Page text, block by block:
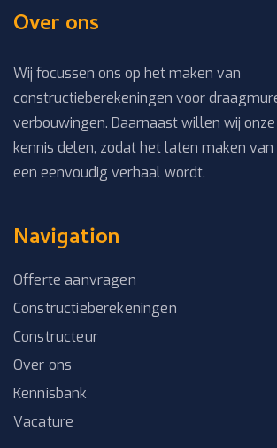
Over ons
Wij focussen ons op het maken van
constructieberekeningen voor
verbouwingen. Daarnaast willen wij
kennis delen, zodat het laten maken
een eenvoudig verhaal wordt.
Navigation
Offerte aanvragen
Constructieberekeningen
Constructeur
Over ons
Kennisbank
Vacature